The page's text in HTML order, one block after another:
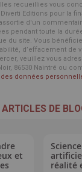
recueillies vous
Editions pour la
d'un
pendant toute la
du site. Vous
d’effacement de
veuillez vous
86530 Naintré ou
données
DE
et
réalité